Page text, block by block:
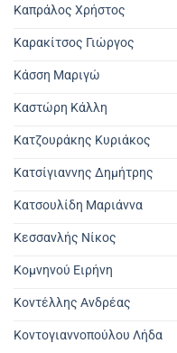
Καπράλος Χρήστος
Καρακίτσος Γιώργος
Κάσση Μαριγώ
Καστώρη Κάλλη
Κατζουράκης Κυριάκος
Κατσίγιαννης Δημήτρης
Κατσουλίδη Μαριάννα
Κεσσανλής Νίκος
Κομνηνού Ειρήνη
Κοντέλλης Ανδρέας
Κοντογιαννοπούλου Λήδα